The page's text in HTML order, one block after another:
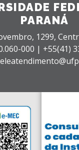
PARANÁ
1299,
000 | +55(41)